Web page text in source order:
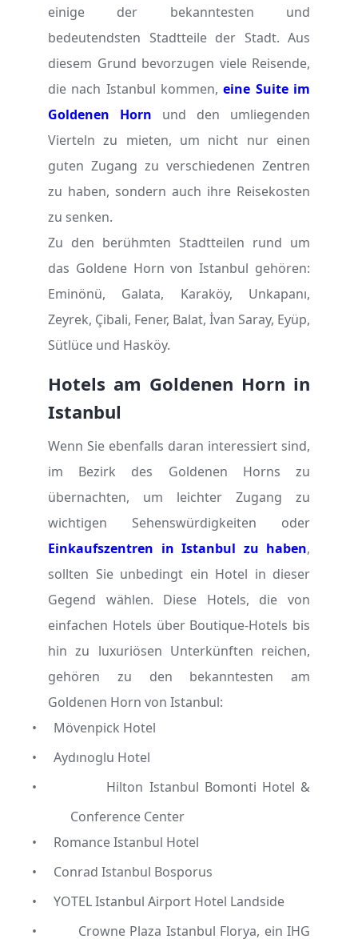
einige der bekanntesten und
bedeutendsten Stadtteile der Stadt. Aus
diesem Grund bevorzugen viele Reisende,
die nach Istanbul kommen,eine Suite im
Goldenen Horn
und den umliegenden
Vierteln zu mieten, um nicht nur einen
guten Zugang zu verschiedenen Zentren
zu haben, sondern auch ihre Reisekosten
zu senken.
Zu den berühmten Stadtteilen rund um
das Goldene Horn von Istanbul gehören:
Eminönü, Galata, Karaköy, Unkapanı,
Zeyrek, Çibali, Fener, Balat, İvan Saray, Eyüp,
Sütlüce und Hasköy.
Hotels am Goldenen Horn in
Istanbul
Wenn Sie ebenfalls daran interessiert sind,
im Bezirk des Goldenen Horns zu
übernachten, um leichter Zugang zu
wichtigen Sehenswürdigkeiten oder
Einkaufszentren in Istanbul zu haben,
sollten Sie unbedingt ein Hotel in dieser
Gegend wählen. Diese Hotels, die von
einfachen Hotels über Boutique-Hotels bis
hin zu luxuriösen Unterkünften reichen,
gehören zu den bekanntesten am
Goldenen Horn von Istanbul:
•
Mövenpick Hotel
•
Aydınoglu Hotel
•
Hilton Istanbul Bomonti Hotel &
Conference Center
•
Romance Istanbul Hotel
•
Conrad Istanbul Bosporus
•
YOTEL Istanbul Airport Hotel Landside
•
Crowne Plaza Istanbul Florya, ein IHG